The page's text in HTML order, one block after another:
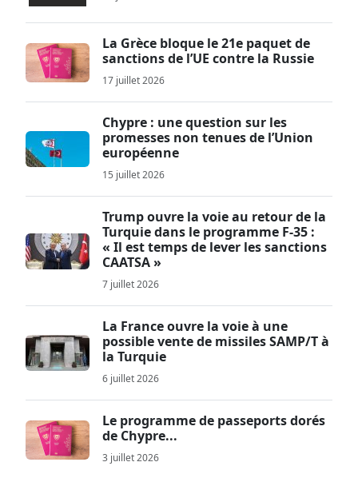
La Grèce bloque le 21e paquet de
sanctions de l’UE contre la Russie
17 juillet 2026
Chypre : une question sur les
promesses non tenues de l’Union
européenne
15 juillet 2026
Trump ouvre la voie au retour de la
Turquie dans le programme F-35 :
« Il est temps de lever les sanctions
CAATSA »
7 juillet 2026
La France ouvre la voie à une
possible vente de missiles SAMP/T à
la Turquie
6 juillet 2026
Le programme de passeports dorés
de Chypre...
3 juillet 2026